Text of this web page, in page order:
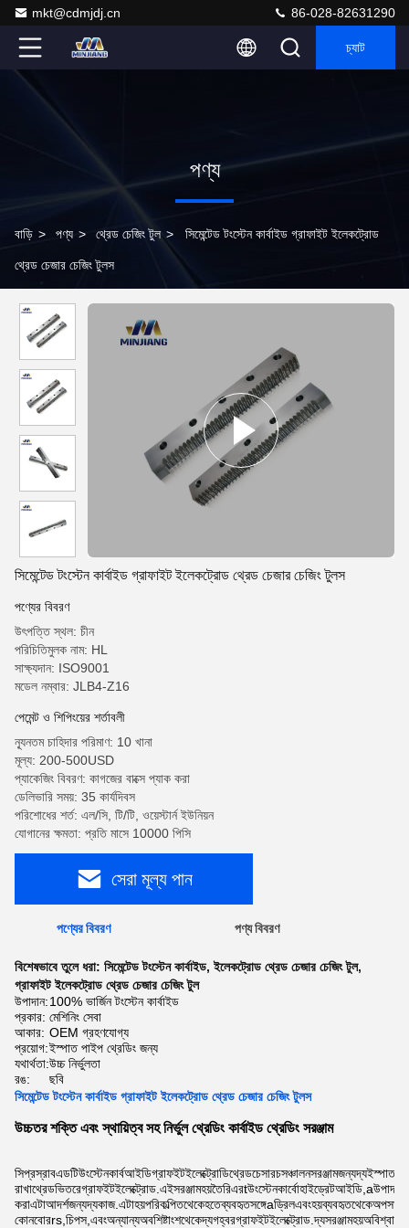
mkt@cdmjdj.cn 86-028-82631290
চ্যাট
পণ্য
বাড়ি > পণ্য > থ্রেড চেজিং টুল > সিমেন্টেড টংস্টেন কার্বাইড গ্রাফাইট ইলেকট্রোড
থ্রেড চেজার চেজিং টুলস
সিমেন্টেড টংস্টেন কার্বাইড গ্রাফাইট ইলেকট্রোড থ্রেড চেজার চেজিং টুলস
পণ্যের বিবরণ
উৎপত্তি স্থল: চীন
পরিচিতিমুলক নাম: HL
সাক্ষ্যদান: ISO9001
মডেল নম্বার: JLB4-Z16
পেমেন্ট ও শিপিংয়ের শর্তাবলী
ন্যূনতম চাহিদার পরিমাণ: 10 খানা
মূল্য: 200-500USD
প্যাকেজিং বিবরণ: কাগজের বাক্সে প্যাক করা
ডেলিভারি সময়: 35 কার্যদিবস
পরিশোধের শর্ত: এল/সি, টি/টি, ওয়েস্টার্ন ইউনিয়ন
যোগানের ক্ষমতা: প্রতি মাসে 10000 পিসি
সেরা মূল্য পান
পণ্যের বিবরণ পণ্য বিবরণ
বিশেষভাবে তুলে ধরা: সিমেন্টেড টংস্টেন কার্বাইড,ইলেকট্রোড থ্রেড চেজার চেজিং টুল,
গ্রাফাইট ইলেকট্রোড থ্রেড চেজার চেজিং টুল
উপাদান:100% ভার্জিন টংস্টেন কার্বাইড
প্রকার: মেশিনিং সেবা
আকার: OEM গ্রহণযোগ্য
প্রয়োগ:ইস্পাত পাইপ থ্রেডিং জন্য
যথার্থতা:উচ্চ নির্ভুলতা
রঙ:
ছবি
সিমেন্টেড টংস্টেন কার্বাইড গ্রাফাইট ইলেকট্রোড থ্রেড চেজার চেজিং টুলস
উচ্চতর শক্তি এবং স্থায়িত্ব সহ নির্ভুল থ্রেডিং কার্বাইড থ্রেডিং সরঞ্জাম
সিপ্রস্রাবএডটিউংস্টেনকার্বআইডিগ্রাফইটইলেক্ট্রোডিথ্রেডচেসারচসঞ্চালনসরঞ্জামজন্যদ্যইস্পাত
রাখাথ্রেডভিতরেগ্রাফইটইলেক্ট্রোড এইসরঞ্জামহয়তৈরিএরtউংস্টেনকার্বোহাইড্রেটআইডি aউপাদান
করাএটাআদর্শজন্যদ্যকাজ.এটাহয়পরিকল্পিতথেকেহতেব্যবহৃতসঙ্গেaড্রিলএবংহয়ব্যবহৃতথেকেঅপসারণ
কোনবোরrs চিপস এবংঅন্যান্যঅবশিষ্টাংশথেকেদ্যগহ্বরগ্রাফইটইলেক্ট্রোড.দ্যসরঞ্জামহয়